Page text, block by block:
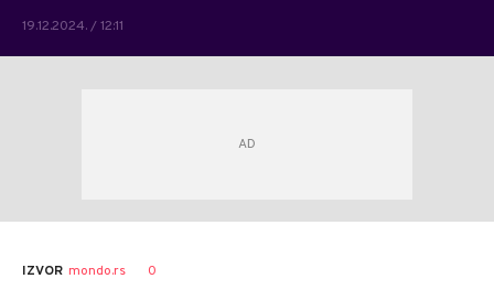
19.12.2024. / 12:11
IZVOR mondo.rs 0